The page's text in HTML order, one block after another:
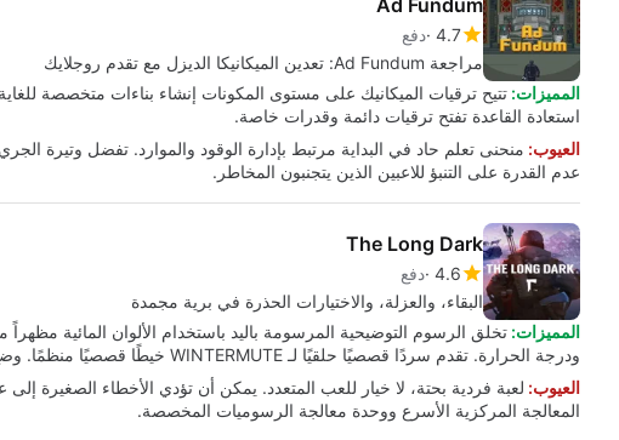
Ad Fundum
4.7 دفع
مراجعة Ad Fundum: تعدين الميكانيكا الديزل مع تقدم روجلايك
المميزات: تتيح ترقيات الميكانيك على مستوى المكونات إنشاء بناءات متخصصة
استعادة القاعدة تفتح ترقيات دائمة وقدرات خاصة.
العيوب: منحنى تعلم حاد في البداية مرتبط بإدارة الوقود والموارد. تفضل وتيرة
عدم القدرة على التنبؤ للاعبين الذين يتجنبون المخاطر.
The Long Dark
4.6 دفع
البقاء، والعزلة، والاختيارات الحذرة في برية مجمدة
المميزات: تخلق الرسوم التوضيحية المرسومة باليد باستخدام الألوان المائية
ودرجة الحرارة. تقدم سردًا قصصيًا حلقيًا لـ WINTERMUTE خيطًا قصصيًا منظمًا. وضع الصندوق الرملي يدعم اللعب المفتوح والمتطور مع مخاطر عالية.
العيوب: لعبة فردية بحتة، لا خيار للعب المتعدد. يمكن أن تؤدي الأخطاء الصغيرة
المعالجة المركزية الأسرع ووحدة معالجة الرسوميات المخصصة.